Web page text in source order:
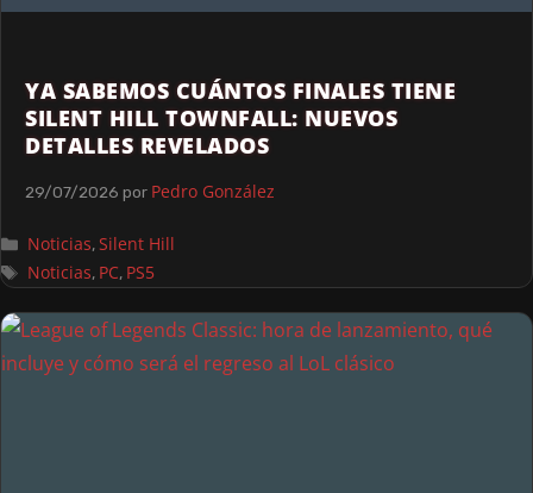
YA SABEMOS CUÁNTOS FINALES TIENE
SILENT HILL TOWNFALL: NUEVOS
DETALLES REVELADOS
29/07/2026 por Pedro González
Noticias,Silent Hill
Noticias, PC, PS5